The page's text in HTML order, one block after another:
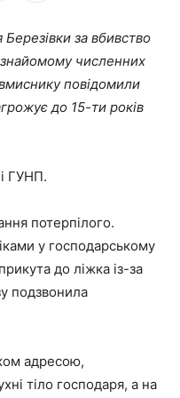
за вбивство
знайомому численних
повідомили
до 15-ти років
ГУНП.
потерпілого.
у господарському
до ліжка із-за
подзвонила
адресою,
тіло господаря, а на